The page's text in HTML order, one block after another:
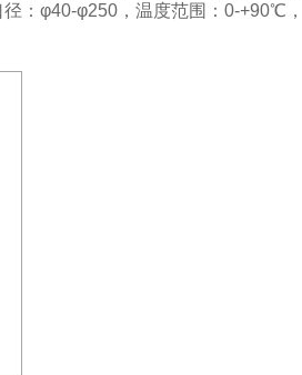
：φ40-φ250，温度范围：0-+90℃，